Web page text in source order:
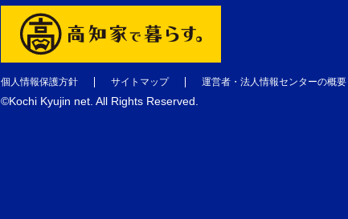
個人情報保護方針 サイトマップ 運営者・法人情報センターの概要
©️Kochi Kyujin net. All Rights Reserved.